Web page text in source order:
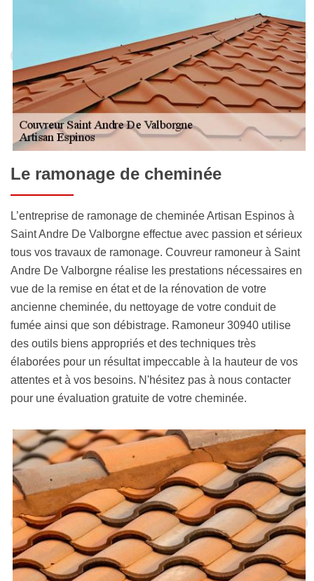
Le ramonage de cheminée
L’entreprise de ramonage de cheminée Artisan Espinos à
Saint Andre De Valborgne effectue avec passion et sérieux
tous vos travaux de ramonage. Couvreur ramoneur à Saint
Andre De Valborgne réalise les prestations nécessaires en
vue de la remise en état et de la rénovation de votre
ancienne cheminée, du nettoyage de votre conduit de
fumée ainsi que son débistrage. Ramoneur 30940 utilise
des outils biens appropriés et des techniques très
élaborées pour un résultat impeccable à la hauteur de vos
attentes et à vos besoins. N'hésitez pas à nous contacter
pour une évaluation gratuite de votre cheminée.